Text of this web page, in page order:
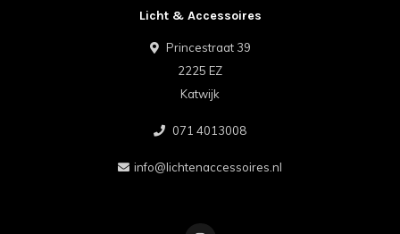
Licht & Accessoires
Princestraat 39
2225 EZ
Katwijk
071 4013008
info@lichtenaccessoires.nl